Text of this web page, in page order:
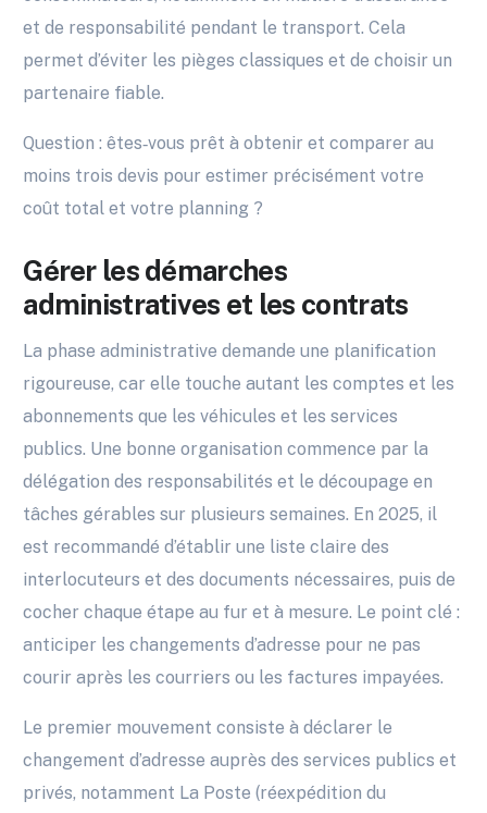
et de responsabilité pendant le transport. Cela
permet d’éviter les pièges classiques et de choisir un
partenaire fiable.
Question : êtes‑vous prêt à obtenir et comparer au
moins trois devis pour estimer précisément votre
coût total et votre planning ?
Gérer les démarches
administratives et les contrats
La phase administrative demande une planification
rigoureuse, car elle touche autant les comptes et les
abonnements que les véhicules et les services
publics. Une bonne organisation commence par la
délégation des responsabilités et le découpage en
tâches gérables sur plusieurs semaines. En 2025, il
est recommandé d’établir une liste claire des
interlocuteurs et des documents nécessaires, puis de
cocher chaque étape au fur et à mesure. Le point clé :
anticiper les changements d’adresse pour ne pas
courir après les courriers ou les factures impayées.
Le premier mouvement consiste à déclarer le
changement d’adresse auprès des services publics et
privés, notamment La Poste (réexpédition du